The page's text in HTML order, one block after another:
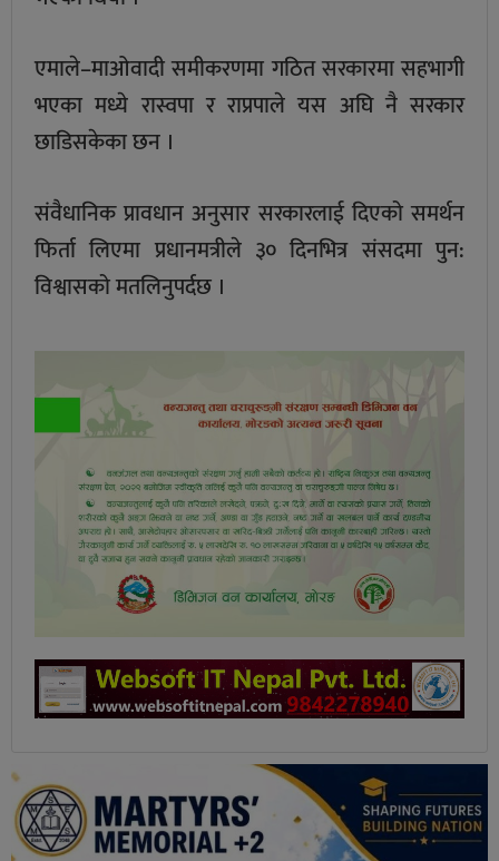
एमाले–माओवादी समीकरणमा गठित सरकारमा सहभागी
भएका मध्ये रास्वपा र राप्रपाले यस अघि नै सरकार
छाडिसकेका छन ।
संवैधानिक प्रावधान अनुसार सरकारलाई दिएको समर्थन
फिर्ता लिएमा प्रधानमत्रीले ३० दिनभित्र संसदमा पुन:
विश्वासको मतलिनुपर्दछ ।